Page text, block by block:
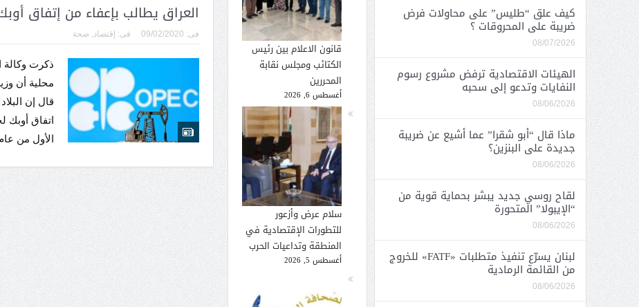
العراق يطالب بإعفاء من إتفاق
فى: 09/02/2020 فى: إقتصاد, صحة
ذكرت وكالة
محلية أن
قال إن
اتفاق أوبك
الأول من عام
قانون الاعلام بين رئيس
الكتائب ومجلس نقابة
المحررين
أغسطس 6, 2026
سلام عرض وأزعور
للتطورات الإقتصادية في
المنطقة وتداعيات الحرب
أغسطس 5, 2026
كيف علق “طليس” على محاولات فرض
ضريبة على المحروقات ؟
08/07/2026
الهيئات الاقتصادية ترفض مشروع رسوم
النفايات وتدعو إلى سحبه
08/06/2026
ماذا قال “أبو شقرا” عما أشيع عن ضريبة
جديدة على البنزين؟
08/06/2026
لقاح روسي جديد يبشر بحماية قوية من
“الإيبولا” المتحورة
08/06/2026
لبنان يسرّع تنفيذ متطلبات «FATF» للخروج
من القائمة الرمادية
08/06/2026